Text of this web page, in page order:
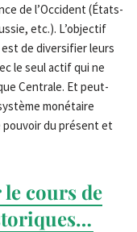
de l’Occident (États-
etc.). L’objectif
est de diversifier leurs
le seul actif qui ne
Centrale. Et peut-
monétaire
du présent et
cours de